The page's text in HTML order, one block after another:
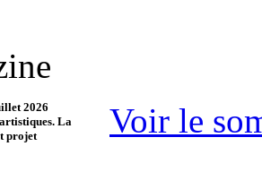
2026
La
projet
Voir le